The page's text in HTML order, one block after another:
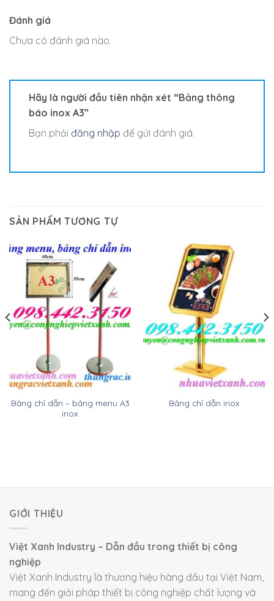
Đánh giá
Chưa có đánh giá nào.
Hãy là người đầu tiên nhận xét “Bảng thông
báo inox A3”
Bạn phải đăng nhập để gửi đánh giá.
SẢN PHẨM TƯƠNG TỰ
Bảng chỉ dẫn – bảng menu A3
inox
Bảng chỉ dẫn inox
GIỚI THIỆU
Việt Xanh Industry – Dẫn đầu trong thiết bị công
nghiệp
Việt Xanh Industry là thương hiệu hàng đầu tại Việt Nam,
mang đến giải pháp thiết bị công nghiệp chất lượng và